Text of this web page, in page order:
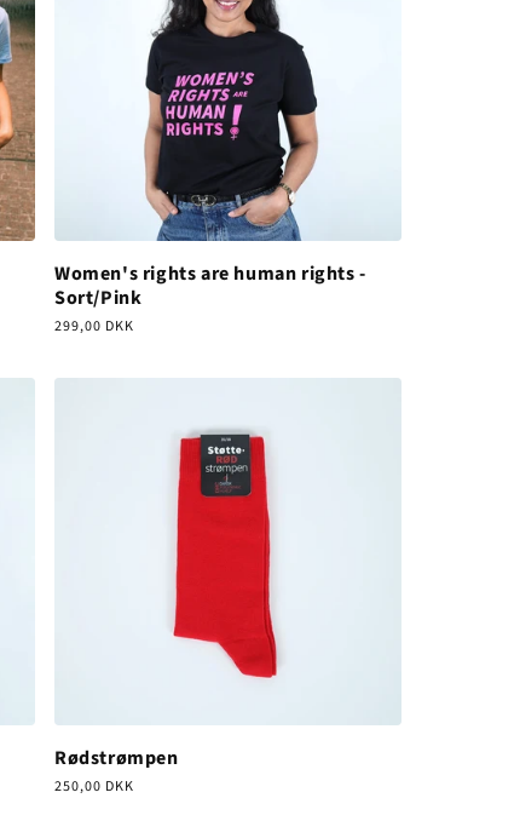
Women's rights are human rights -
Sort/Pink
Normalpris
299,00 DKK
Rødstrømpen
Normalpris
250,00 DKK